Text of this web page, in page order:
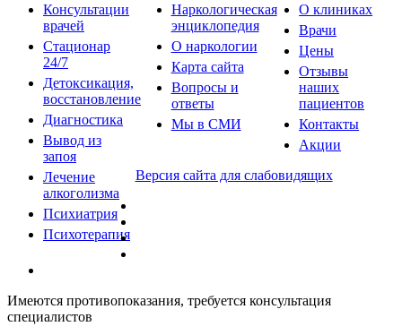
Консультации
врачей
Стационар
24/7
Детоксикация,
восстановление
Диагностика
Вывод из
запоя
Лечение
алкоголизма
Психиатрия
Психотерапия
Наркологическая
энциклопедия
О наркологии
Карта сайта
Вопросы и
ответы
Мы в СМИ
О клиниках
Врачи
Цены
Отзывы
наших
пациентов
Контакты
Акции
Версия сайта для слабовидящих
Имеются противопоказания, требуется консультация
специалистов